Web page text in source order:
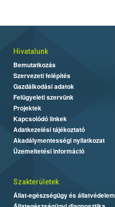
Hivatalunk
Bemutatkozás
Szervezeti felépítés
Gazdálkodási adatok
Felügyeleti szervünk
Projektek
Kapcsolódó linkek
Adatkezelési tájékoztató
Akadálymentességi nyilatkozat
Üzemeltetési információ
Szakterületek
Állat-egészségügy és állatvédelem